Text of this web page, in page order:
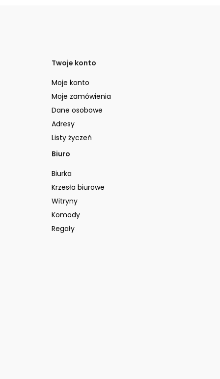
Twoje konto
Moje konto
Moje zamówienia
Dane osobowe
Adresy
Listy życzeń
Biuro
Biurka
Krzesła biurowe
Witryny
Komody
Regały